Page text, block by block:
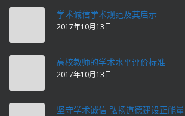
学术诚信学术规范及其启示
2017年10月13日
高校教师的学术水平评价标准
2017年10月13日
坚守学术诚信 弘扬道德建设正能量